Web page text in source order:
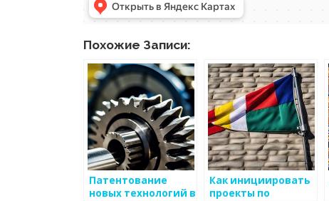
Похожие Записи:
Патентование
новых технологий в
Как инициировать
проекты по